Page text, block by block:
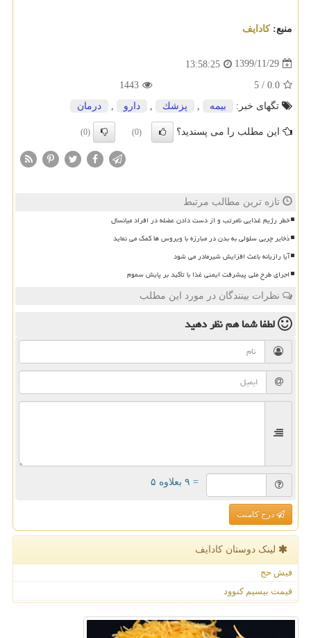
منبع:كادایف
1399/11/29
13:58:25
0.0
/
5
1443
تگهای خبر:
بیمه پزشك دارو درمان
این مطلب را می پسندید؟ (0)
(0)
تازه ترین مطالب مرتبط
خطر رژیم غذایی نامرتب و از دست دادن عضله در افراد میانسال
ذخایر چربی سلولی به بدن در مبارزه با ویروس ها کمک می نماید
آیا رازیانه باعث افزایش شیرمادر می شود
اجرای طرح ملی پیشرفت ایمنی غذا با تأکید بر پایش سموم
نظرات بینندگان در مورد این مطلب
لطفا شما همنظر دهید
= ۹ بعلاوه ۵
درج کامنت
لینک دوستان كادایف
فیش حج
قیمت بیسیم کنوود